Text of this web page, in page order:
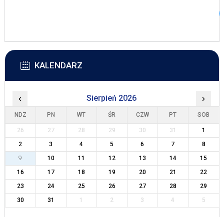
KALENDARZ
‹ Sierpień 2026 ›
NDZ PN WT ŚR CZW PT SOB
26 27 28 29 30 31
1
2
3 4 5 6 7
8
9
10 11 12 13 14
15
16
17 18 19 20 21
22
23
24 25 26 27 28
29
30
31 1 2 3 4 5